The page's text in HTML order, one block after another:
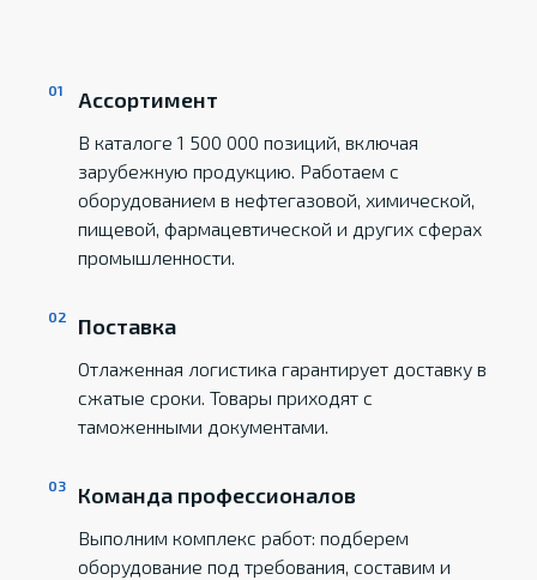
Ассортимент
В каталоге 1 500 000 позиций, включая
зарубежную продукцию. Работаем с
оборудованием в нефтегазовой, химической,
пищевой, фармацевтической и других сферах
промышленности.
Поставка
Отлаженная логистика гарантирует доставку в
сжатые сроки. Товары приходят с
таможенными документами.
Команда профессионалов
Выполним комплекс работ: подберем
оборудование под требования, составим и